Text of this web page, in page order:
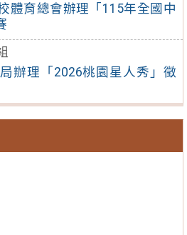
體育總會辦理「115年全國中
辦理「2026桃園星人秀」徵